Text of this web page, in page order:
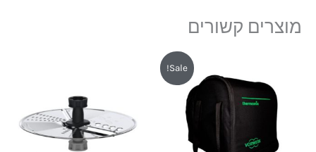
מוצרים קשורים
Sale!
היה:
₪380.
הנוכחי
הוא:
₪349.